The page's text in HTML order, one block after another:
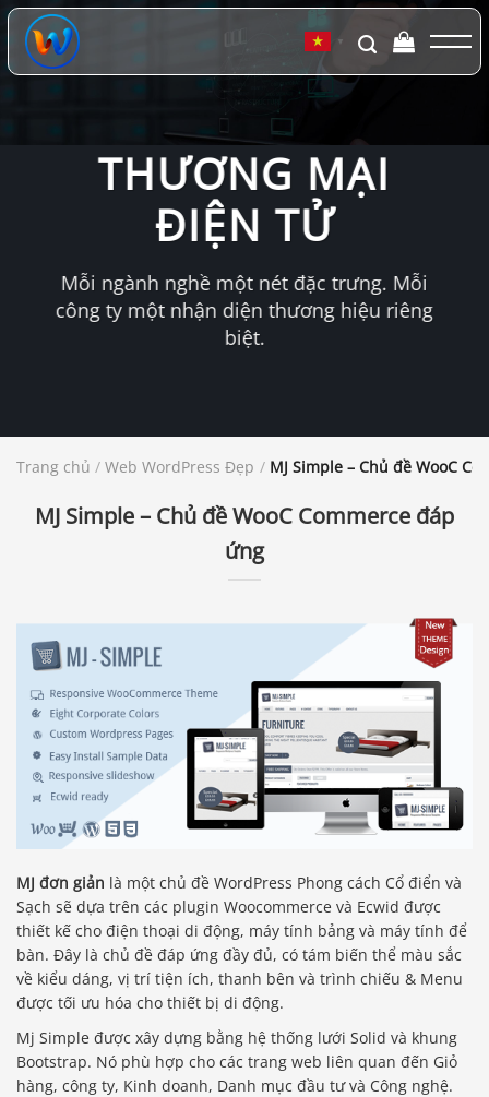
Chuyển
đến
dung
▼
THƯƠNG MẠI
ĐIỆN TỬ
Mỗi ngành nghề một nét đặc trưng. Mỗi
công ty một nhận diện thương hiệu riêng
biệt.
Trang chủ / Web WordPress Đẹp / MJ Simple – Chủ đề WooC
MJ Simple – Chủ đề WooC Commerce đáp
ứng
MJ đơn giản là một chủ đề WordPress Phong cách Cổ điển và
Sạch sẽ dựa trên các plugin Woocommerce và Ecwid được
thiết kế cho điện thoại di động, máy tính bảng và máy tính để
bàn. Đây là chủ đề đáp ứng đầy đủ, có tám biến thể màu sắc
về kiểu dáng, vị trí tiện ích, thanh bên và trình chiếu & Menu
được tối ưu hóa cho thiết bị di động.
Mj Simple được xây dựng bằng hệ thống lưới Solid và khung
Bootstrap. Nó phù hợp cho các trang web liên quan đến Giỏ
hàng, công ty, Kinh doanh, Danh mục đầu tư và Công nghệ.